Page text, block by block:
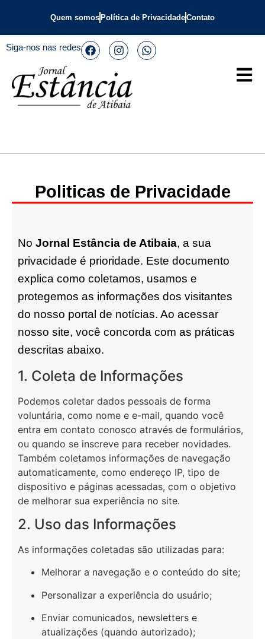
Quem somos Política de PrivacidadeContato
Siga-nos nas redes
Politicas de Privacidade
No Jornal Estância de Atibaia, a sua
privacidade é prioridade. Este documento
explica como coletamos, usamos e
protegemos as informações dos visitantes
do nosso portal de notícias. Ao acessar
nosso site, você concorda com as práticas
descritas abaixo.
1. Coleta de Informações
Podemos coletar dados pessoais de forma
voluntária, como nome e e-mail, quando você
entra em contato conosco através de formulários,
ou quando se inscreve para receber novidades.
Também coletamos informações de navegação
automaticamente, como endereço IP, tipo de
dispositivo e páginas acessadas, com o objetivo
de melhorar sua experiência no site.
2. Uso das Informações
As informações coletadas são utilizadas para:
Melhorar a navegação e o conteúdo do site;
Personalizar a experiência do usuário;
Enviar comunicados, newsletters e
atualizações (quando autorizado);